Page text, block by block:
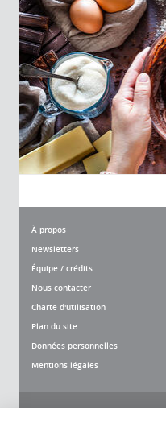
À propos
Newsletters
Équipe / crédits
Nous contacter
Charte d'utilisation
Plan du site
Données personnelles
Mentions légales